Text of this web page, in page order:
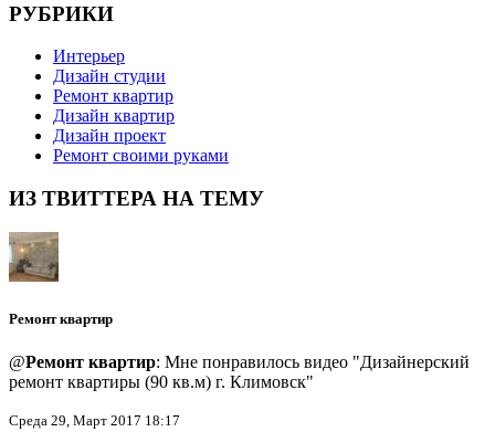
РУБРИКИ
Интерьер
Дизайн студии
Ремонт квартир
Дизайн квартир
Дизайн проект
Ремонт своими руками
ИЗ ТВИТТЕРА НА ТЕМУ
Ремонт квартир
@Ремонт квартир: Мне понравилось видео "Дизайнерский
ремонт квартиры (90 кв.м) г. Климовск"
Среда 29, Март 2017 18:17